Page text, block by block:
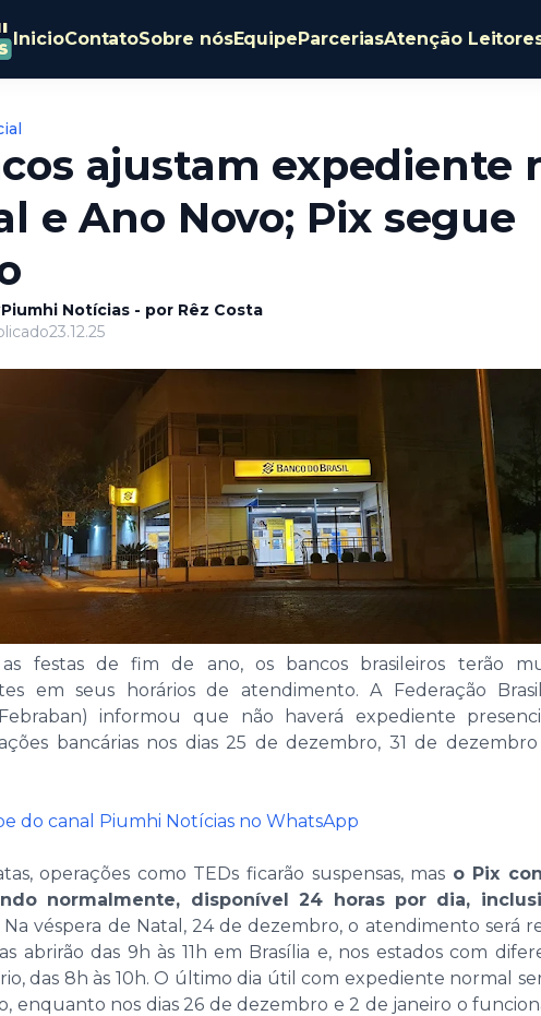
InicioContatoSobre nósEquipeParceriasAtenção
ajustam expediente
e Ano Novo; Pix segue
Piumhi Notícias - por Rêz Costa
23.12.25
festas de fim de ano, os bancos brasileiros terão
em seus horários de atendimento. A Federação
informou que não haverá expediente
bancárias nos dias 25 de dezembro, 31 de dezembro
do canal Piumhi Notícias no WhatsApp
operações como TEDs ficarão suspensas, mas o Pix
normalmente, disponível 24 horas por dia,
Na véspera de Natal, 24 de dezembro, o atendimento será
abrirão das 9h às 11h em Brasília e, nos estados com
das 8h às 10h. O último dia útil com expediente normal
enquanto nos dias 26 de dezembro e 2 de janeiro o